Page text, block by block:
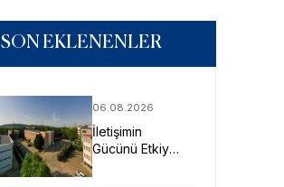
SON EKLENENLER
06.08.2026
İletişimin
Gücünü Etkiye